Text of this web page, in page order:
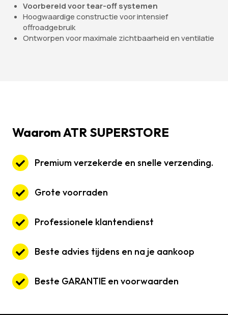
Voorbereid voor tear-off systemen
Hoogwaardige constructie voor intensief
offroadgebruik
Ontworpen voor maximale zichtbaarheid en ventilatie
Waarom ATR SUPERSTORE
Premium verzekerde en snelle verzending.
Grote voorraden
Professionele klantendienst
Beste advies tijdens en na je aankoop
Beste GARANTIE en voorwaarden